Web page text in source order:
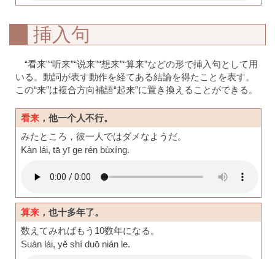
挿入句
“看来”“听来”“说来”“想来”“算来”などの形で挿入句として用
いる。動詞が表す動作を経てある結論を得たことを表す。
この“来”は複合方向補語“起来”に置き換えることができる。
看来 ，他一个人不行。
みたところ，彼一人ではダメなようだ。
Kàn lái, tā yī ge rén bùxíng.
算来 ，也十多年了。
数えてみればもう10数年になる。
Suàn lái, yě shí duō nián le.